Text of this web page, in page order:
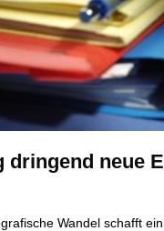
drin­gend neue
Wandel schafft